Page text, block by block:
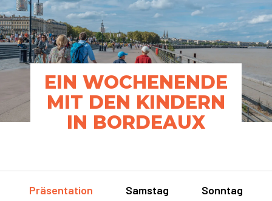
EIN WOCHENENDE
MIT DEN KINDERN
IN BORDEAUX
Präsentation Samstag Sonntag